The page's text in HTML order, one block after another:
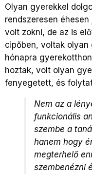
Olyan gyerekkel
rendszeresen
volt zokni, de az is
cipőben, voltak olyan
hónapra
hoztak, volt olyan
fenyegetett, és
Nem az a
funkcionális
szembe a
hanem hogy
megterhelő
szembenézni